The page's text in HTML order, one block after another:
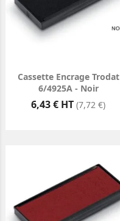
Cassette Encrage Trodat
6/4925A - Noir
Prix
6,43 € HT (7,72 €)